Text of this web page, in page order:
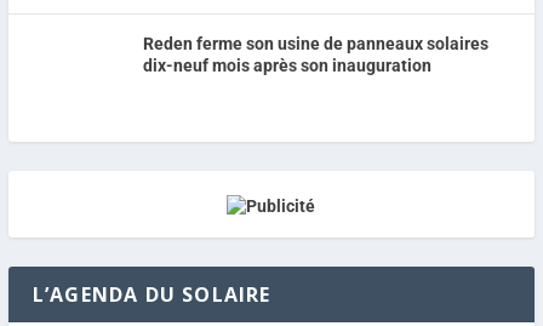
Reden ferme son usine de panneaux solaires
dix-neuf mois après son inauguration
L’AGENDA DU SOLAIRE